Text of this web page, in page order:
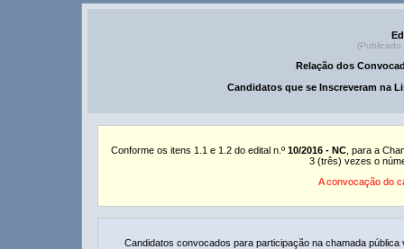
(Publicado
Relação dos
Candidatos que se Inscreveram na
Conforme os itens 1.1 e 1.2 do edital n.º 10/2016 - NC , para a
3 (três) vezes o
A convocação do
Candidatos convocados para participação na chamada